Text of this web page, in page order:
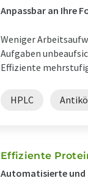
Anpassbar an Ihre
Weniger
Aufgaben
Effiziente
HPLC
Effiziente
Automatisierte und